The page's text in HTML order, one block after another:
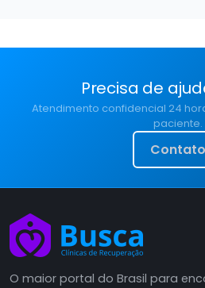
Precisa de
Atendimento confidencial 24
paciente.
Contato
O maior portal do Brasil para